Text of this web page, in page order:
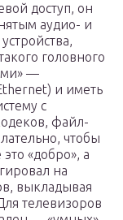
доступ, он
аудио- и
головного
—
и иметь
с
файл-
чтобы
«добро», а
на
выкладывая
телевизоров